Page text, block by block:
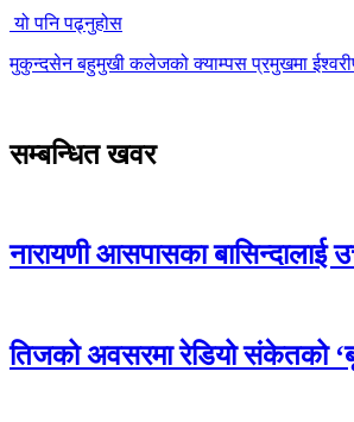
यो पनि पढ्नुहोस
मुकुन्दसेन बहुमुखी कलेजको क्याम्पस प्रमुखमा
सम्बन्धित खवर
नारायणी आसपासका
तिजको अवसरमा रेडियो संकेतको